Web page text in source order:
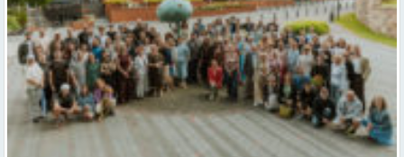
Valmieras teātris uzsāk 104. sezonu – par varu, brīvību